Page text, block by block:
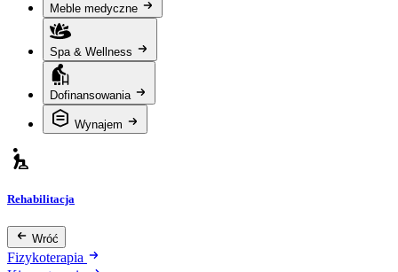
Meble medyczne
Spa & Wellness
Dofinansowania
Wynajem
Rehabilitacja
Wróć
Fizykoterapia